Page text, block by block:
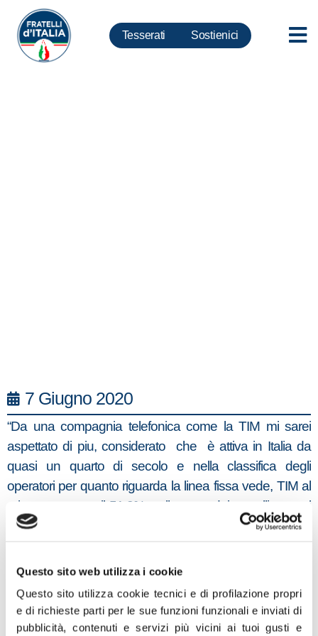
Questo sito web utilizza i cookie
Questo sito utilizza cookie tecnici e di profilazione propri
e di richieste parti per le sue funzioni funzionali e inviati di
pubblicità, contenuti e servizi più vicini ai tuoi gusti e
Tesserati Sostienici
7 Giugno 2020
“Da una compagnia telefonica come la TIM mi sarei
aspettato di piu, considerato che è attiva in Italia da
quasi un quarto di secolo e nella classifica degli
operatori per quanto riguarda la linea fissa vede, TIM al
primo posto con il 51.2%. nella zona dei castelli romani
in particolare la zona limitrofa a Monte Cavo ,quello che
un po’ di vento sa dell incredibile !!la didattica a distanza,
parlamentari da remoto, non sono possibili per giorni. La
TIM dopo normali eventi atmosferici segnala